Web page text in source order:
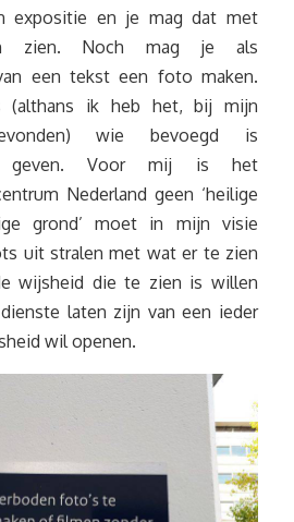
expositie en je mag dat met
zien. Noch mag je als
een tekst een foto maken.
(althans ik heb het, bij mijn
wie bevoegd is
geven. Voor mij is het
Nederland geen ‘heilige
grond’ moet in mijn visie
uit stralen met wat er te zien
wijsheid die te zien is willen
laten zijn van een ieder
wil openen.